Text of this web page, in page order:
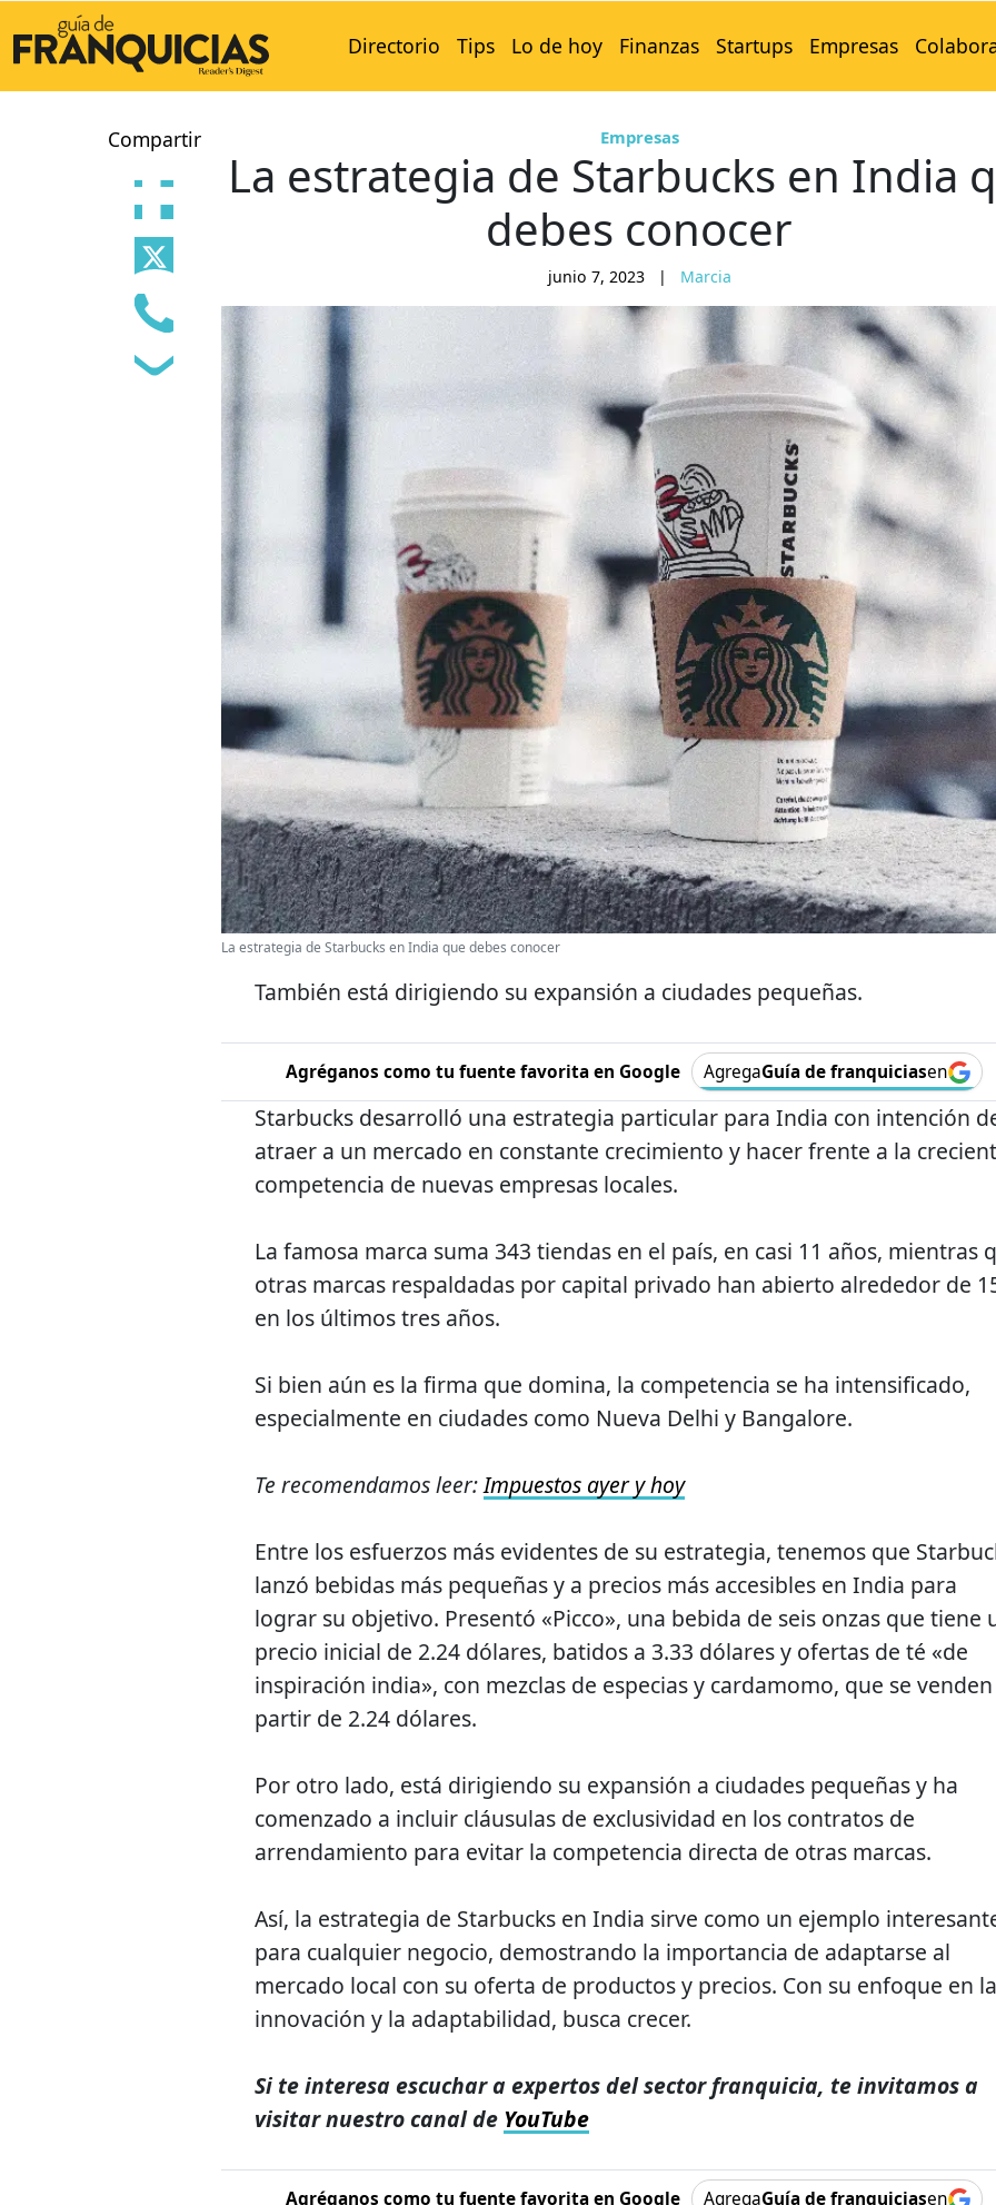
Directorio Tips Lo de hoy Finanzas Startups Empresas
Compartir Empresas
La estrategia de Starbucks en India
debes conocer
junio 7, 2023 | Marcia
La estrategia de Starbucks en India que debes conocer
También está dirigiendo su expansión a ciudades pequeñas.
Agréganos como tu fuente favorita en Google AgregaGuía de franquiciasen
Starbucks desarrolló una estrategia particular para India con intención
atraer a un mercado en constante crecimiento y hacer frente a la
competencia de nuevas empresas locales.
La famosa marca suma 343 tiendas en el país, en casi 11 años, mientras
otras marcas respaldadas por capital privado han abierto alrededor de
en los últimos tres años.
Si bien aún es la firma que domina, la competencia se ha intensificado,
especialmente en ciudades como Nueva Delhi y Bangalore.
Te recomendamos leer:Impuestos ayer y hoy
Entre los esfuerzos más evidentes de su estrategia, tenemos que
lanzó bebidas más pequeñas y a precios más accesibles en India para
lograr su objetivo. Presentó «Picco», una bebida de seis onzas que tiene
precio inicial de 2.24 dólares, batidos a 3.33 dólares y ofertas de té «de
inspiración india», con mezclas de especias y cardamomo, que se
partir de 2.24 dólares.
Por otro lado, está dirigiendo su expansión a ciudades pequeñas y ha
comenzado a incluir cláusulas de exclusividad en los contratos de
arrendamiento para evitar la competencia directa de otras marcas.
Así, la estrategia de Starbucks en India sirve como un ejemplo
para cualquier negocio, demostrando la importancia de adaptarse al
mercado local con su oferta de productos y precios. Con su enfoque en la
innovación y la adaptabilidad, busca crecer.
Si te interesa escuchar a expertos del sector franquicia, te invitamos a
visitar nuestro canal de YouTube
Agréganos como tu fuente favorita en Google AgregaGuía de franquiciasen